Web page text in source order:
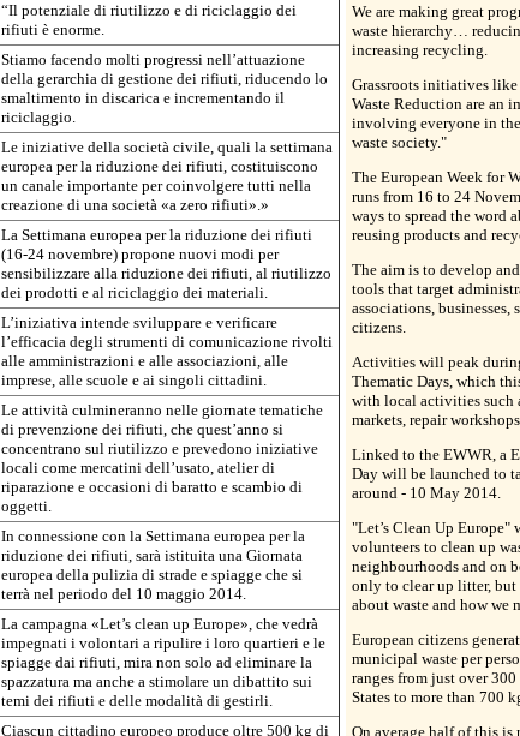
“Il potenziale di riutilizzo e di riciclaggio dei
rifiuti è enorme.
Stiamo facendo molti progressi nell’attuazione
della gerarchia di gestione dei rifiuti, riducendo lo
smaltimento in discarica e incrementando il
riciclaggio.
Le iniziative della società civile, quali la settimana
europea per la riduzione dei rifiuti, costituiscono
un canale importante per coinvolgere tutti nella
creazione di una società «a zero rifiuti».»
La Settimana europea per la riduzione dei rifiuti
(16-24 novembre) propone nuovi modi per
sensibilizzare alla riduzione dei rifiuti, al riutilizzo
dei prodotti e al riciclaggio dei materiali.
L’iniziativa intende sviluppare e verificare
l’efficacia degli strumenti di comunicazione rivolti
alle amministrazioni e alle associazioni, alle
imprese, alle scuole e ai singoli cittadini.
Le attività culmineranno nelle giornate tematiche
di prevenzione dei rifiuti, che quest’anno si
concentrano sul riutilizzo e prevedono iniziative
locali come mercatini dell’usato, atelier di
riparazione e occasioni di baratto e scambio di
oggetti.
In connessione con la Settimana europea per la
riduzione dei rifiuti, sarà istituita una Giornata
europea della pulizia di strade e spiagge che si
terrà nel periodo del 10 maggio 2014.
La campagna «Let’s clean up Europe», che vedrà
impegnati i volontari a ripulire i loro quartieri e le
spiagge dai rifiuti, mira non solo ad eliminare la
spazzatura ma anche a stimolare un dibattito sui
temi dei rifiuti e delle modalità di gestirli.
Ciascun cittadino europeo produce oltre 500 kg di
We are making great
waste hierarchy…
increasing recycling.
Grassroots initiatives
Waste Reduction are an
involving everyone in
waste society."
The European Week for
runs from 16 to 24
ways to spread the word
reusing products and
The aim is to develop
tools that target
associations,
citizens.
Activities will peak
Thematic Days, which
with local activities such
markets, repair
Linked to the EWWR, a
Day will be launched to
around - 10 May 2014.
"Let’s Clean Up Europe"
volunteers to clean up
neighbourhoods and on
only to clear up litter, but
about waste and how we
European citizens
municipal waste per
ranges from just over
States to more than 700
On average half of this is